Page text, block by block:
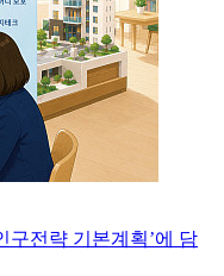
구전략 기본계획’에 담